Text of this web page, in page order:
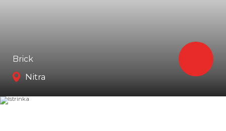
Brick
Nitra